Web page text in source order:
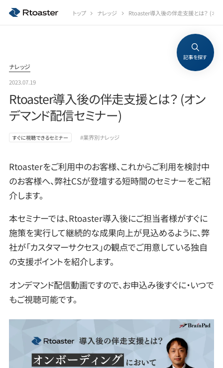
トップ ナレッジ Rtoaster導入後の伴走支援とは？ (オン
ナレッジ
2023.07.19
Rtoaster導入後の伴走支援とは？ (オン
デマンド配信セミナー)
すぐに視聴できるセミナー #業界別ナレッジ
記事を探す
Rtoasterをご利用中のお客様、これからご利用を検討中
のお客様へ、弊社CSが登壇する短時間のセミナーをご紹
介します。
本セミナーでは、Rtoaster導入後にご担当者様がすぐに
施策を実行して継続的な成果向上が見込めるように、弊
社が「カスタマーサクセス」の観点でご用意している独自
の支援ポイントを紹介します。
オンデマンド配信動画ですので、お申込み後すぐに・いつで
もご視聴可能です。